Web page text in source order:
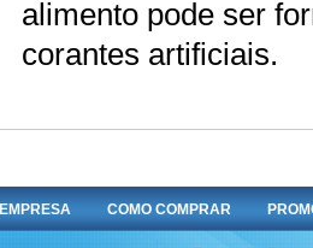
alimento pode ser
corantes artificiais.
EMPRESA COMO COMPRAR